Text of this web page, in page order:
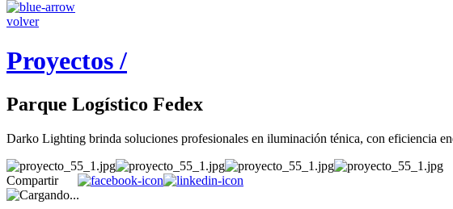
volver
Proyectos /
Parque Logístico Fedex
Darko Lighting brinda soluciones profesionales en iluminación ténica, con eficiencia
Compartir